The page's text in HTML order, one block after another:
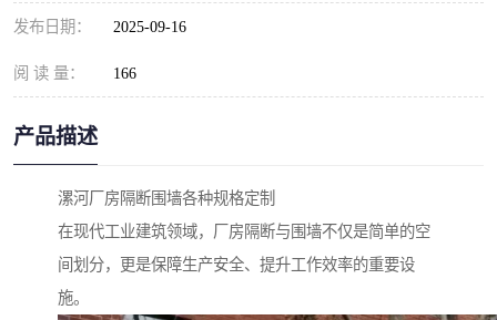
发布日期： 2025-09-16
阅 读 量： 166
产品描述
漯河厂房隔断围墙各种规格定制
在现代工业建筑领域，厂房隔断与围墙不仅是简单的空
间划分，更是保障生产安全、提升工作效率的重要设
施。